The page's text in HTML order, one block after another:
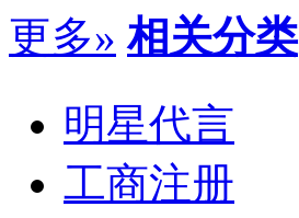
更多» 相关分类
明星代言
工商注册